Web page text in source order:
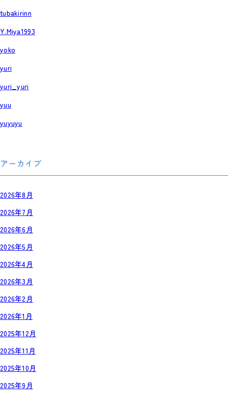
tubakirinn
Y.Miya1993
yoko
yuri
yuri_yuri
yuu
yuyuyu
アーカイブ
2026年8月
2026年7月
2026年6月
2026年5月
2026年4月
2026年3月
2026年2月
2026年1月
2025年12月
2025年11月
2025年10月
2025年9月